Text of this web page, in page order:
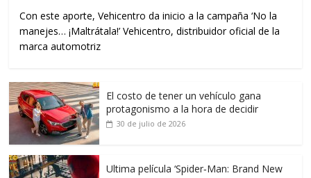
Con este aporte, Vehicentro da inicio a la campaña ‘No la
manejes… ¡Maltrátala!’ Vehicentro, distribuidor oficial de la
marca automotriz
El costo de tener un vehículo gana
protagonismo a la hora de decidir
30 de julio de 2026
Ultima película ‘Spider‑Man: Brand New